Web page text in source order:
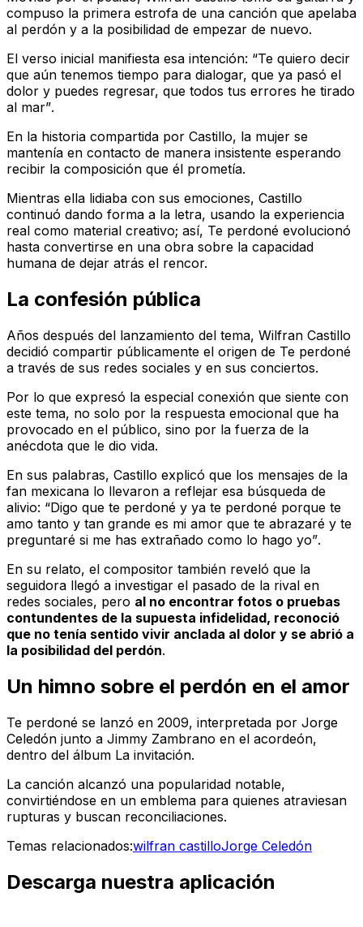
compuso la primera estrofa de una canción que apelaba
al perdón y a la posibilidad de empezar de nuevo.
El verso inicial manifiesta esa intención: “Te quiero decir
que aún tenemos tiempo para dialogar, que ya pasó el
dolor y puedes regresar, que todos tus errores he tirado
al mar”.
En la historia compartida por Castillo, la mujer se
mantenía en contacto de manera insistente esperando
recibir la composición que él prometía.
Mientras ella lidiaba con sus emociones, Castillo
continuó dando forma a la letra, usando la experiencia
real como material creativo; así, Te perdoné evolucionó
hasta convertirse en una obra sobre la capacidad
humana de dejar atrás el rencor.
La confesión pública
Años después del lanzamiento del tema, Wilfran Castillo
decidió compartir públicamente el origen de Te perdoné
a través de sus redes sociales y en sus conciertos.
Por lo que expresó la especial conexión que siente con
este tema, no solo por la respuesta emocional que ha
provocado en el público, sino por la fuerza de la
anécdota que le dio vida.
En sus palabras, Castillo explicó que los mensajes de la
fan mexicana lo llevaron a reflejar esa búsqueda de
alivio: “Digo que te perdoné y ya te perdoné porque te
amo tanto y tan grande es mi amor que te abrazaré y te
preguntaré si me has extrañado como lo hago yo”.
En su relato, el compositor también reveló que la
seguidora llegó a investigar el pasado de la rival en
redes sociales, pero al no encontrar fotos o pruebas
contundentes de la supuesta infidelidad, reconoció
que no tenía sentido vivir anclada al dolor y se abrió a
la posibilidad del perdón.
Un himno sobre el perdón en el amor
Te perdoné se lanzó en 2009, interpretada por Jorge
Celedón junto a Jimmy Zambrano en el acordeón,
dentro del álbum La invitación.
La canción alcanzó una popularidad notable,
convirtiéndose en un emblema para quienes atraviesan
rupturas y buscan reconciliaciones.
Temas relacionados:wilfran castilloJorge Celedón
Descarga nuestra aplicación